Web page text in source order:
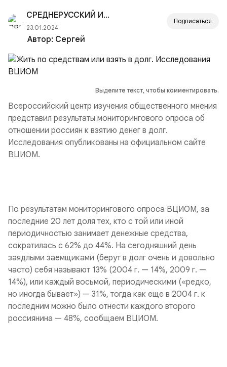
СРЕДНЕРУССКИЙ ИНСТИТУТ УПРАВЛЕНИЯ —
23.01.2024
Подписаться
Автор: Сергей
Выделите текст, чтобы комментировать.
Всероссийский центр изучения общественного мнения
представил результаты мониторингового опроса об
отношении россиян к взятию денег в долг.
Исследования опубликованы на официальном сайте
ВЦИОМ.
По результатам мониторингового опроса ВЦИОМ, за
последние 20 лет доля тех, кто с той или иной
периодичностью занимает денежные средства,
сократилась с 62% до 44%. На сегодняшний день
заядлыми заемщиками (берут в долг очень и довольно
часто) себя называют 13% (2004 г. — 14%, 2009 г. —
14%), или каждый восьмой, периодическими («редко,
но иногда бывает») — 31%, тогда как еще в 2004 г. к
последним можно было отнести каждого второго
россиянина — 48%, сообщаем ВЦИОМ.